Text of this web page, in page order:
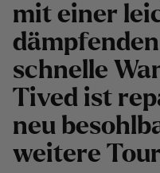
mit einer
schnelle
Tived ist
neu
weitere